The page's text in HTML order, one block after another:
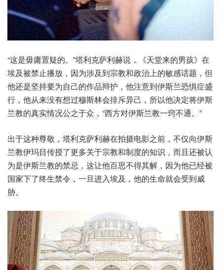
“这是毋庸置疑的。”塔利克萨利赫说，《天堂来的男孩》在
埃及被禁止播放，因为涉及到宗教和政治上的敏感话题，但
他还是坚持要为自己的作品辩护，他注意到伊斯兰恐惧症盛
行，他从来没有想过穆斯林会排斥异己，所以他决定将伊斯
兰教的真实情况公之于众，“西方对伊斯兰教一窍不通。”
出于这种尊敬，塔利克萨利赫在拍摄电影之前，不仅向伊斯
兰教伊玛目传授了更多关于宗教和制度的知识，而且还被认
为是伊斯兰教的禁忌，这让他百思不得其解，因为他已经被
国家下了终生禁令，一旦进入埃及，他的生命就会受到威
胁。